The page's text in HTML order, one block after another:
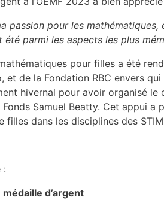
passion pour les
parmi les aspects les plus
pour filles a été
de la Fondation RBC envers
hivernal pour avoir organisé le
Samuel Beatty. Cet appui a
dans les disciplines des
:
médaille d’argent